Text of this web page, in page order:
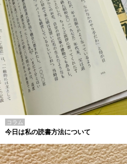
コラム
今日は私の読書方法について